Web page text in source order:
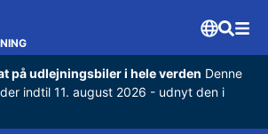
på udlejningsbiler i hele verden Denne
indtil 11. august 2026 - udnyt den i